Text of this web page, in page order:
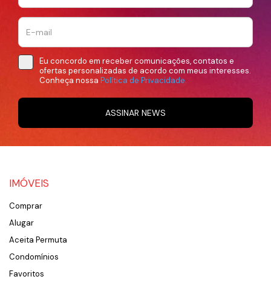
Eu concordo em receber comunicações, contatos e
ofertas personalizadas de acordo com meus interesses.
Conheça nossa Política de Privacidade.
ASSINAR NEWS
IMÓVEIS
Comprar
Alugar
Aceita Permuta
Condomínios
Favoritos